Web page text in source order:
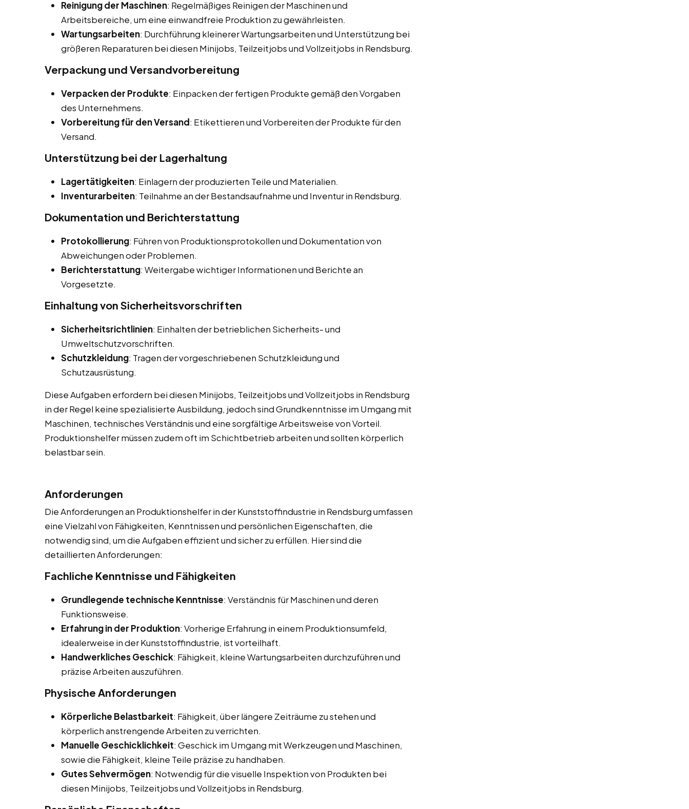
Reinigung der Maschinen: Regelmäßiges Reinigen der Maschinen und
Arbeitsbereiche, um eine einwandfreie Produktion zu gewährleisten.
Wartungsarbeiten: Durchführung kleinerer Wartungsarbeiten und Unterstützung bei
größeren Reparaturen bei diesen Minijobs, Teilzeitjobs und Vollzeitjobs in Rendsburg.
Verpackung und Versandvorbereitung
Verpacken der Produkte: Einpacken der fertigen Produkte gemäß den Vorgaben
des Unternehmens.
Vorbereitung für den Versand: Etikettieren und Vorbereiten der Produkte für den
Versand.
Unterstützung bei der Lagerhaltung
Lagertätigkeiten: Einlagern der produzierten Teile und Materialien.
Inventurarbeiten: Teilnahme an der Bestandsaufnahme und Inventur in Rendsburg.
Dokumentation und Berichterstattung
Protokollierung: Führen von Produktionsprotokollen und Dokumentation von
Abweichungen oder Problemen.
Berichterstattung: Weitergabe wichtiger Informationen und Berichte an
Vorgesetzte.
Einhaltung von Sicherheitsvorschriften
Sicherheitsrichtlinien: Einhalten der betrieblichen Sicherheits- und
Umweltschutzvorschriften.
Schutzkleidung: Tragen der vorgeschriebenen Schutzkleidung und
Schutzausrüstung.
Diese Aufgaben erfordern bei diesen Minijobs, Teilzeitjobs und Vollzeitjobs in Rendsburg
in der Regel keine spezialisierte Ausbildung, jedoch sind Grundkenntnisse im Umgang mit
Maschinen, technisches Verständnis und eine sorgfältige Arbeitsweise von Vorteil.
Produktionshelfer müssen zudem oft im Schichtbetrieb arbeiten und sollten körperlich
belastbar sein.
Anforderungen
Die Anforderungen an Produktionshelfer in der Kunststoffindustrie in Rendsburg umfassen
eine Vielzahl von Fähigkeiten, Kenntnissen und persönlichen Eigenschaften, die
notwendig sind, um die Aufgaben effizient und sicher zu erfüllen. Hier sind die
detaillierten Anforderungen:
Fachliche Kenntnisse und Fähigkeiten
Grundlegende technische Kenntnisse: Verständnis für Maschinen und deren
Funktionsweise.
Erfahrung in der Produktion: Vorherige Erfahrung in einem Produktionsumfeld,
idealerweise in der Kunststoffindustrie, ist vorteilhaft.
Handwerkliches Geschick: Fähigkeit, kleine Wartungsarbeiten durchzuführen und
präzise Arbeiten auszuführen.
Physische Anforderungen
Körperliche Belastbarkeit: Fähigkeit, über längere Zeiträume zu stehen und
körperlich anstrengende Arbeiten zu verrichten.
Manuelle Geschicklichkeit: Geschick im Umgang mit Werkzeugen und Maschinen,
sowie die Fähigkeit, kleine Teile präzise zu handhaben.
Gutes Sehvermögen: Notwendig für die visuelle Inspektion von Produkten bei
diesen Minijobs, Teilzeitjobs und Vollzeitjobs in Rendsburg.